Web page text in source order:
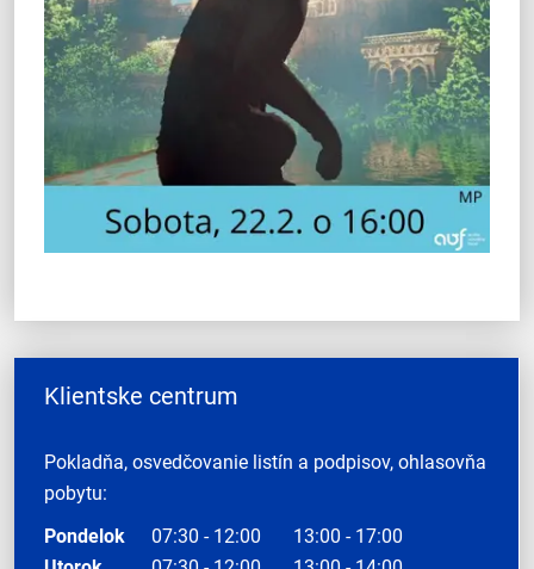
Klientske centrum
Pokladňa, osvedčovanie listín a podpisov, ohlasovňa
pobytu:
Pondelok
07:30 - 12:00
13:00 - 17:00